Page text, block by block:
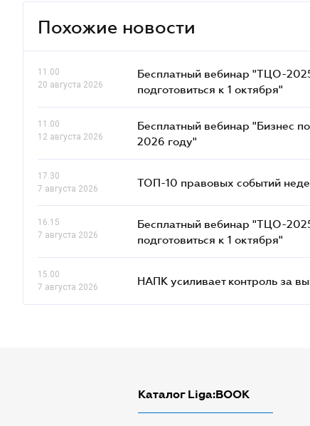
Похожие новости
11.00
20 августа 2026
Бесплатный вебинар "ТЦО-
подготовиться к 1 октября"
11.00
12 августа 2026
Бесплатный вебинар "Бизнес
2026 году"
17.30
7 августа 2026
ТОП-10 правовых событий
16.15
7 августа 2026
Бесплатный вебинар "ТЦО-
подготовиться к 1 октября"
15.00
7 августа 2026
НАПК усиливает контроль за
Каталог Liga:BOOK